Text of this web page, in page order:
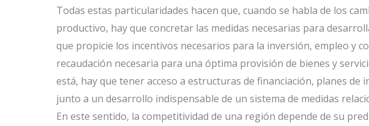
Todas estas particularidades hacen que, cuando se habla de los
productivo, hay que concretar las medidas necesarias para
que propicie los incentivos necesarios para la inversión, empleo y
recaudación necesaria para una óptima provisión de bienes y
está, hay que tener acceso a estructuras de financiación, planes de
junto a un desarrollo indispensable de un sistema de medidas
En este sentido, la competitividad de una región depende de su